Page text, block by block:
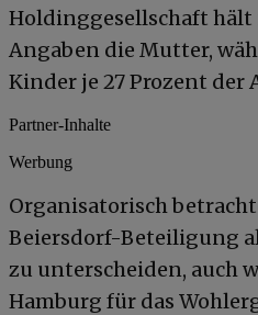
Holdinggesellschaft hält
Angaben die Mutter,
Kinder je 27 Prozent
Partner-Inhalte
Werbung
Organisatorisch
Beiersdorf-Beteiligung
zu unterscheiden, auch
Hamburg für das